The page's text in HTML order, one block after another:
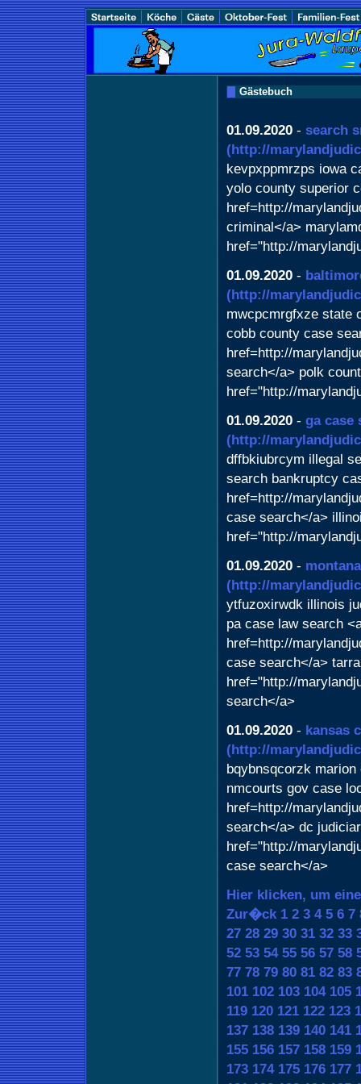
Gästebuch
01.09.2020 - search
(http://
kevpxppmrzps iowa
yolo county superior
href=http://
criminal</a>
href="http://
01.09.2020 -
(http://
mwcpcmrgfxze state
cobb county case
href=http://
search</a> polk
href="http://
01.09.2020 - ga case
(http://
dffbkiubrcym illegal
search bankruptcy
href=http://
case search</a>
href="http://
01.09.2020 -
(http://
ytfuzoxirwdk illinois
pa case law search
href=http://
case search</a>
href="http://
search</a>
01.09.2020 - kansas
(http://
bqybnsqcorzk
nmcourts gov case
href=http://
search</a> dc
href="http://
case search</a>
Hier klicken, um
Zur�ck 1 2 3 4 5 6 7
27 28 29 30 31 32 33
52 53 54 55 56 57 58
77 78 79 80 81 82 83
101 102 103 104 105
119 120 121 122 123
137 138 139 140 141
155 156 157 158 159
173 174 175 176 177